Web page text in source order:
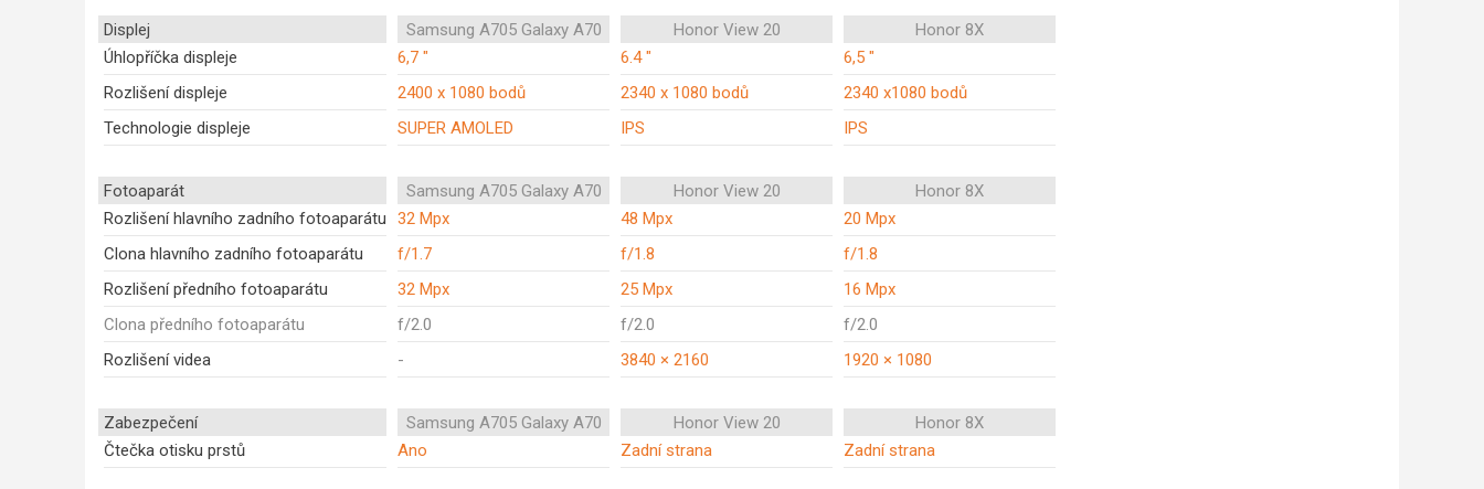
Displej Samsung A705 Galaxy A70 Honor View 20
Honor 8X
Úhlopříčka displeje
6,7 " 6.4 "
6,5 "
Rozlišení displeje
2400 x 1080 bodů 2340 x 1080 bodů
2340 x1080 bodů
Technologie displeje
SUPER AMOLED IPS IPS
Fotoaparát Samsung A705 Galaxy A70 Honor View 20
Honor 8X
Rozlišení hlavního zadního fotoaparátu
32 Mpx 48 Mpx
20 Mpx
Clona hlavního zadního fotoaparátu
f/1.7 f/1.8
f/1.8
Rozlišení předního fotoaparátu
32 Mpx 25 Mpx
16 Mpx
Clona předního fotoaparátu
f/2.0 f/2.0
f/2.0
Rozlišení videa
- 3840 × 2160 1920 × 1080
Zabezpečení Samsung A705 Galaxy A70 Honor View 20
Honor 8X
Čtečka otisku prstů
Ano Zadní strana Zadní strana